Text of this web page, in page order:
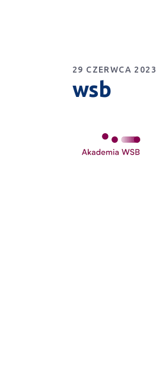
29 CZERWCA 2023
wsb